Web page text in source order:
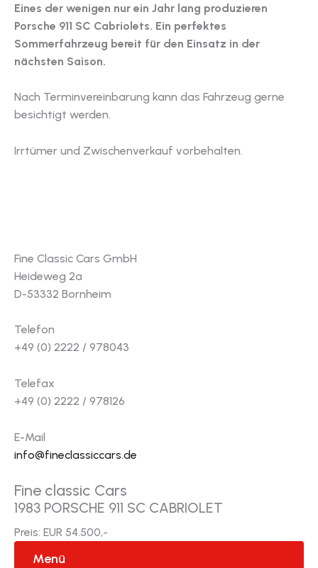
Eines der wenigen nur ein Jahr lang produzieren
Porsche 911 SC Cabriolets. Ein perfektes
Sommerfahrzeug bereit für den Einsatz in der
nächsten Saison.
Nach Terminvereinbarung kann das Fahrzeug gerne
besichtigt werden.
Irrtümer und Zwischenverkauf vorbehalten.
Fine Classic Cars GmbH
Heideweg 2a
D-53332 Bornheim
Telefon
+49 (0) 2222 / 978043
Telefax
+49 (0) 2222 / 978126
E-Mail
info@fineclassiccars.de
Fine classic Cars
1983 PORSCHE 911 SC CABRIOLET
Preis: EUR 54.500,-
Menü